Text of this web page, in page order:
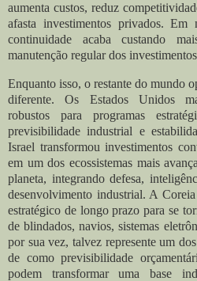
aumenta custos, reduz
afasta investimentos privados. Em
continuidade acaba custando
manutenção regular dos
Enquanto isso, o restante do mundo
diferente. Os Estados Unidos
robustos para programas
previsibilidade industrial e
Israel transformou investimentos
em um dos ecossistemas mais
planeta, integrando defesa,
desenvolvimento industrial. A
estratégico de longo prazo para se
de blindados, navios, sistemas
por sua vez, talvez represente um
de como previsibilidade
podem transformar uma base